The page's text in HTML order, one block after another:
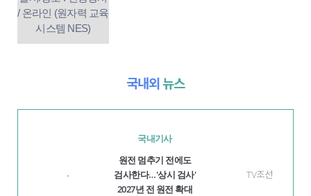
/ 온라인 (원자력 교육
시스템 NES)
국내외 뉴스
국내기사
·
원전 멈추기 전에도
검사한다…'상시 검사'
2027년 전 원전 확대
TV조선